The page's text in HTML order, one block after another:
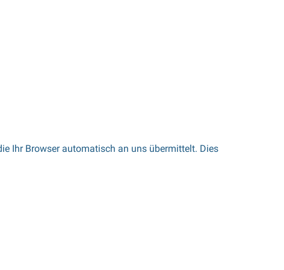
Ihr Browser automatisch an uns übermittelt. Dies